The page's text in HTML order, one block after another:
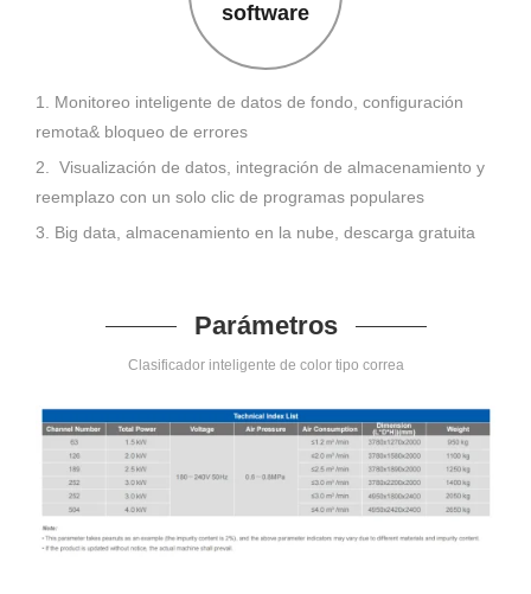
software
1. Monitoreo inteligente de datos de fondo, configuración
remota& bloqueo de errores
2. Visualización de datos, integración de almacenamiento y
reemplazo con un solo clic de programas populares
3. Big data, almacenamiento en la nube, descarga gratuita
Parámetros
Clasificador inteligente de color tipo correa